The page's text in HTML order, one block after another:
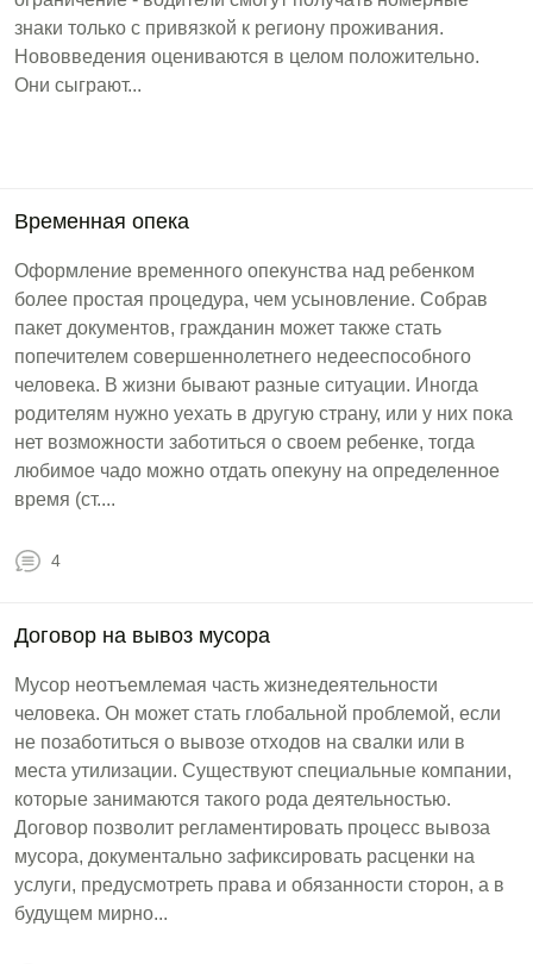
знаки только с привязкой к региону проживания.
Нововведения оцениваются в целом положительно.
Они сыграют...
Временная опека
Оформление временного опекунства над ребенком
более простая процедура, чем усыновление. Собрав
пакет документов, гражданин может также стать
попечителем совершеннолетнего недееспособного
человека. В жизни бывают разные ситуации. Иногда
родителям нужно уехать в другую страну, или у них пока
нет возможности заботиться о своем ребенке, тогда
любимое чадо можно отдать опекуну на определенное
время (ст....
4
Договор на вывоз мусора
Мусор неотъемлемая часть жизнедеятельности
человека. Он может стать глобальной проблемой, если
не позаботиться о вывозе отходов на свалки или в
места утилизации. Существуют специальные компании,
которые занимаются такого рода деятельностью.
Договор позволит регламентировать процесс вывоза
мусора, документально зафиксировать расценки на
услуги, предусмотреть права и обязанности сторон, а в
будущем мирно...